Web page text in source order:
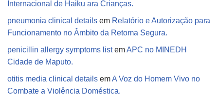
Internacional de Haiku ara Crianças.
pneumonia clinical details em Relatório e Autorização para
Funcionamento no Âmbito da Retoma Segura.
penicillin allergy symptoms listemAPC no MINEDH
Cidade de Maputo.
otitis media clinical details emA Voz do Homem Vivo no
Combate a Violência Doméstica.